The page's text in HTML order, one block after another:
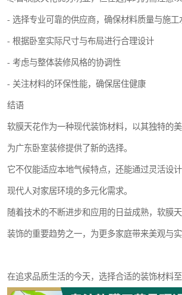
- 选择专业可靠的供应商，确保材料质量与施工
- 根据卧室实际尺寸与布局进行合理设计
- 考虑与整体装修风格的协调性
- 关注材料的环保性能，确保居住健康
结语
软膜天花作为一种现代装饰材料，以其独特的美
为广东卧室装修提供了新的选择。
它不仅能适应本地气候特点，还能通过灵活设
现代人对家居环境的多元化需求。
随着技术的不断进步和应用的日益成熟，软膜
装饰的重要趋势之一，为更多家庭带来美观与实
在追求品质生活的今天，选择合适的装饰材料至